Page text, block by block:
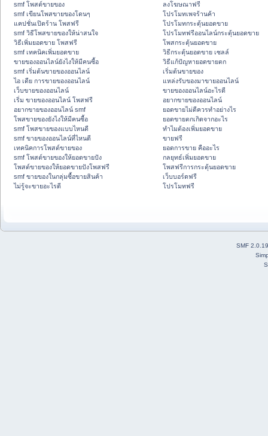
smf โพสต์ขายของ
smf เขียนโพสขายของโดนๆ
แคปชั่นเปิดร้าน โพสฟรี
smf วิธีโพสขายของให้น่าสนใจ
วิธีเพิ่มยอดขาย โพสฟรี
smf เทคนิคเพิ่มยอดขาย
ขายของออนไลน์ยังไงให้มีคนซื้อ
smf เริ่มต้นขายของออนไลน์
ไอ เดีย การขายของออนไลน์
เว็บขายของออนไลน์
เริ่ม ขายของออนไลน์ โพสฟรี
อยากขายของออนไลน์ smf
โพสขายของยังไงให้มีคนซื้อ
smf โพสขายของแบบไหนดี
smf ขายของออนไลน์ที่ไหนดี
เทคนิคการโพสต์ขายของ
smf โพสต์ขายของให้ยอดขายปัง
โพสต์ขายของให้ยอดขายปังโพสฟรี
smf ขายของในกลุ่มซื้อขายสินค้า
ไม่รู้จะขายอะไรดี
ลงโฆษณาฟรี
โปรโมทเพจร้านค้า
โปรโมทกระตุ้นยอดขาย
โปรโมทฟรีออนไลน์กระตุ้นยอดขาย
โพสกระตุ้นยอดขาย
วิธีกระตุ้นยอดขาย เซลล์
วิธีแก้ปัญหายอดขายตก
เริ่มต้นขายของ
แหล่งรับของมาขายออนไลน์
ขายของออนไลน์อะไรดี
อยากขายของออนไลน์
ยอดขายไม่ดีควรทำอย่างไร
ยอดขายตกเกิดจากอะไร
ทำไมต้องเพิ่มยอดขาย
ขายฟรี
ยอดการขาย คืออะไร
กลยุทธ์เพิ่มยอดขาย
โพสฟรีการกระตุ้นยอดขาย
เว็บบอร์ดฟรี
โปรโมทฟรี
SMF 2.0.19